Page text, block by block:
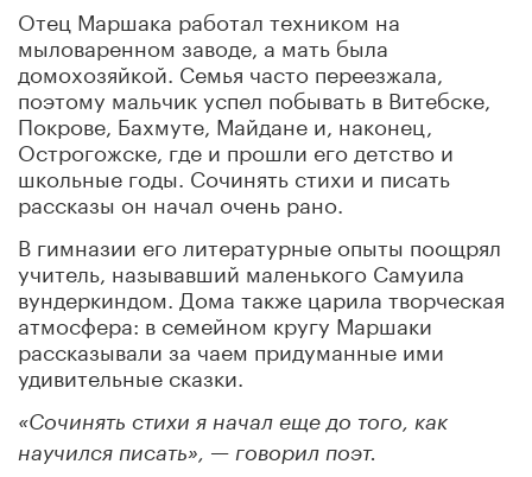
Отец Маршака работал техником на
мыловаренном заводе, а мать была
домохозяйкой. Семья часто переезжала,
поэтому мальчик успел побывать в Витебске,
Покрове, Бахмуте, Майдане и, наконец,
Острогожске, где и прошли его детство и
школьные годы. Сочинять стихи и писать
рассказы он начал очень рано.
В гимназии его литературные опыты поощрял
учитель, называвший маленького Самуила
вундеркиндом. Дома также царила творческая
атмосфера: в семейном кругу Маршаки
рассказывали за чаем придуманные ими
удивительные сказки.
«Сочинять стихи я начал еще до того, как
научился писать», — говорил поэт.